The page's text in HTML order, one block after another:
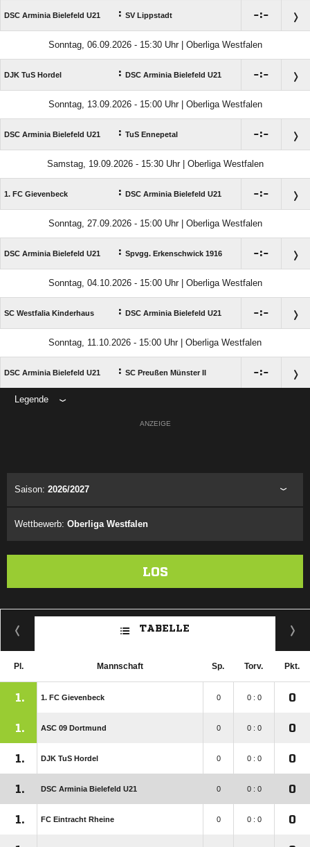
DSC Arminia Bielefeld U21 : SV Lippstadt :
Sonntag, 06.09.2026 - 15:30 Uhr | Oberliga Westfalen
DJK TuS Hordel : DSC Arminia Bielefeld U21 :
Sonntag, 13.09.2026 - 15:00 Uhr | Oberliga Westfalen
DSC Arminia Bielefeld U21 : TuS Ennepetal :
Samstag, 19.09.2026 - 15:30 Uhr | Oberliga Westfalen
1. FC Gievenbeck : DSC Arminia Bielefeld U21 :
Sonntag, 27.09.2026 - 15:00 Uhr | Oberliga Westfalen
DSC Arminia Bielefeld U21 : Spvgg. Erkenschwick 1916 :
Sonntag, 04.10.2026 - 15:00 Uhr | Oberliga Westfalen
SC Westfalia Kinderhaus : DSC Arminia Bielefeld U21 :
Sonntag, 11.10.2026 - 15:00 Uhr | Oberliga Westfalen
DSC Arminia Bielefeld U21 : SC Preußen Münster II :
Legende
ANZEIGE
Saison: 2026/2027
Wettbewerb: Oberliga Westfalen
LOS
TABELLE
Pl. Mannschaft Sp. Torv. Pkt.
1. 1. FC Gievenbeck 0 0 : 0 0
1. ASC 09 Dortmund 0 0 : 0 0
1. DJK TuS Hordel 0 0 : 0 0
1. DSC Arminia Bielefeld U21 0 0 : 0 0
1. FC Eintracht Rheine 0 0 : 0 0